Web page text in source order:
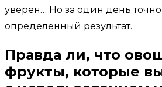
уверен… Но за один день
определенный результат.
Правда ли, что
фрукты, которые